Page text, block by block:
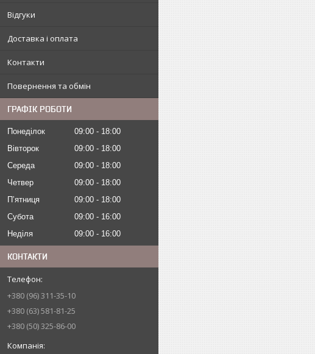
Відгуки
Доставка і оплата
Контакти
Повернення та обмін
ГРАФІК РОБОТИ
Понеділок 09:00
18:00
Вівторок
09:00
18:00
Середа
09:00
18:00
Четвер
09:00
18:00
Пʼятниця
09:00
18:00
Субота
09:00
16:00
Неділя
09:00 16:00
КОНТАКТИ
+380 (96) 311-35-10
+380 (63) 581-81-25
+380 (50) 325-86-00